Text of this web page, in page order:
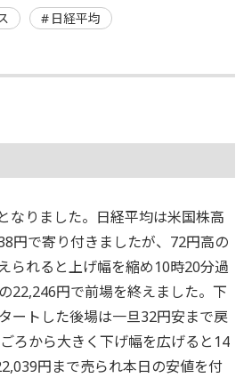
日経平均
なりました。日経平均は米国株高
円で寄り付きましたが、72円高の
られると上げ幅を縮め10時20分過
22,246円で前場を終えました。下
ートした後場は一旦32円安まで戻
ろから大きく下げ幅を広げると14
円まで売られ本日の安値を付